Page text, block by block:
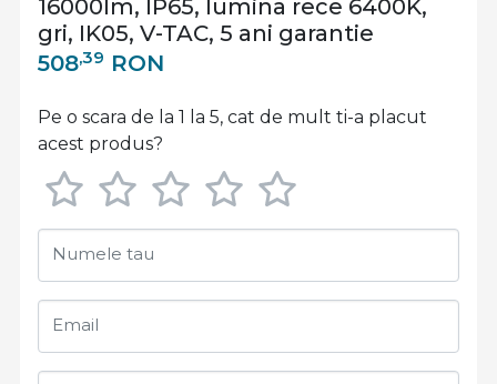
16000lm, IP65, lumina rece 6400K,
gri, IK05, V-TAC, 5 ani garantie
508,39 RON
Pe o scara de la 1 la 5, cat de mult ti-a placut
acest produs?
Numele tau
Email